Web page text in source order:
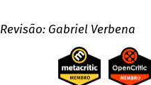
Revisão: Gabriel Verbena